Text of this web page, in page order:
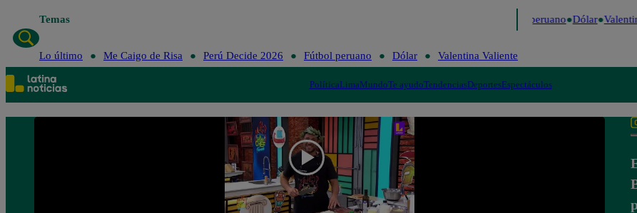
Temas Fútbol peruano Dólar
Lo último Me Caigo de Risa Perú Decide 2026 Fútbol peruano Dólar Valentina Valiente
PolíticaLimaMundoTe ayudoTendenciasDeportesEspectáculos